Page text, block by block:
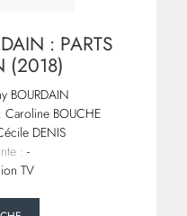
: PARTS
(2018)
BOURDAIN
Caroline BOUCHE
DENIS
: -
TV